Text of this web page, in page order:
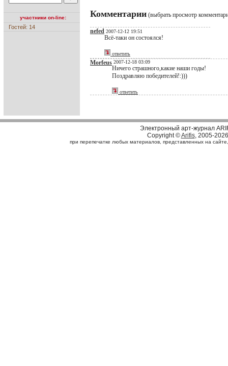
участники on-line:
Гостей: 14
Комментарии (выбрать просмотр
nefed 2007-12-12 19:51
Всё-таки он состоялся!
ответить
Morfeus 2007-12-18 03:09
Ничего страшного,какие наши годы!
Поздравляю победителей!:)))
ответить
Электронный арт-журнал
Copyright ©Arifis, 2005-2026
при перепечатке любых материалов, представленных на